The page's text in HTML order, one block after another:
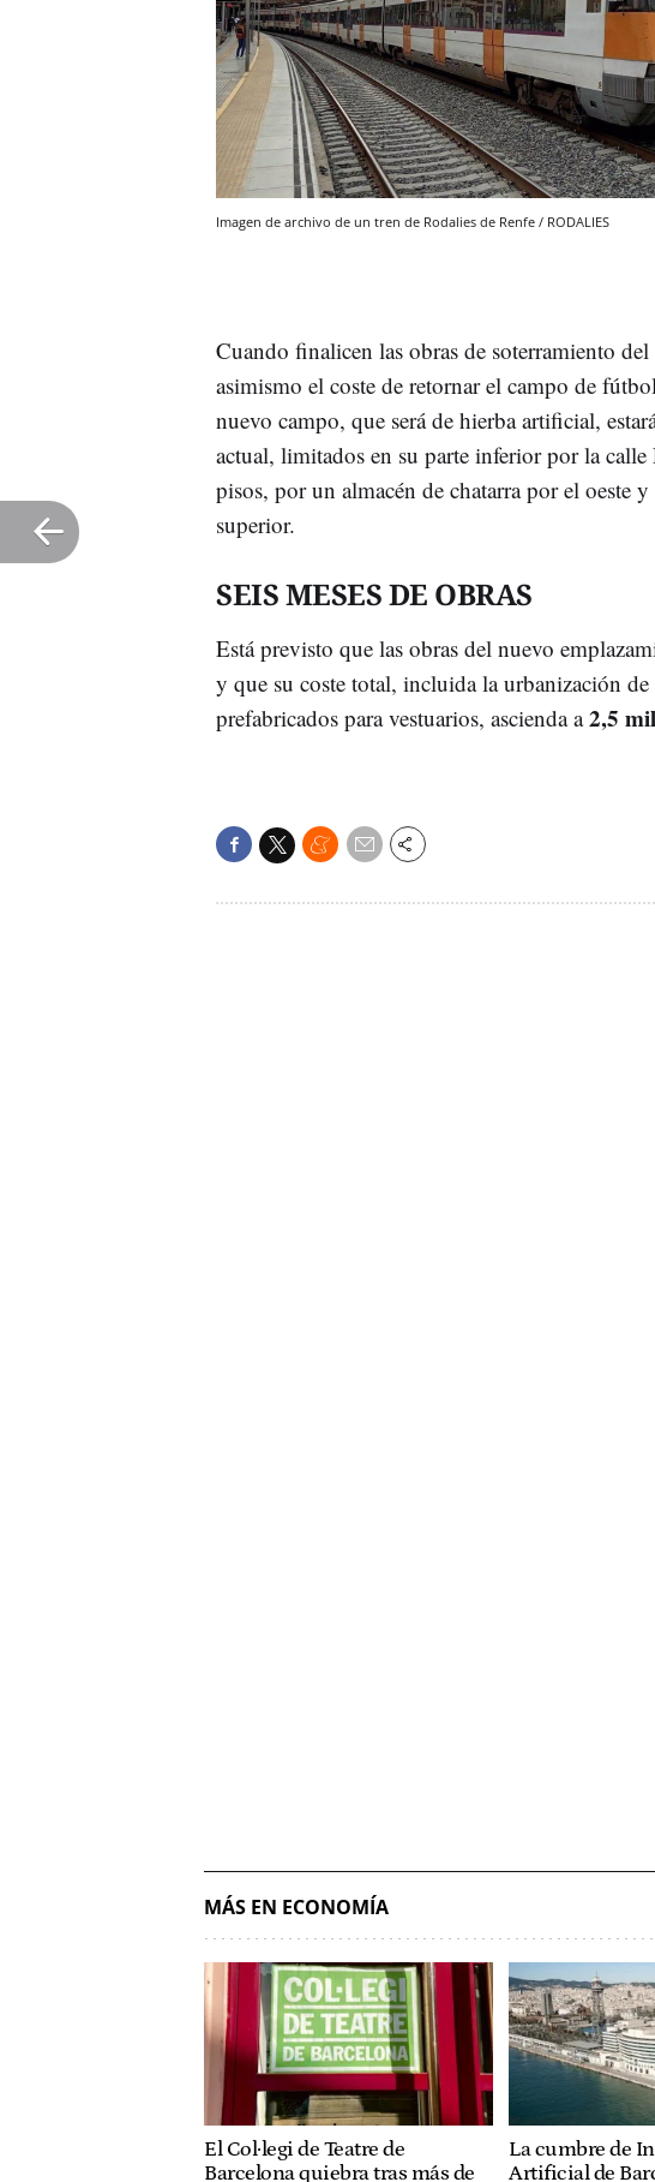
Imagen de archivo de un tren de Rodalies de Renfe / RODALIES
Cuando finalicen las obras de soterramiento
asimismo el coste de retornar el campo de
nuevo campo, que será de hierba artificial,
actual, limitados en su parte inferior por la
pisos, por un almacén de chatarra por el oeste
superior.
SEIS MESES DE OBRAS
Está previsto que las obras del nuevo
y que su coste total, incluida la urbanización
prefabricados para vestuarios, ascienda a2,5
MÁS EN ECONOMÍA
El Col·legi de Teatre de
Barcelona quiebra tras más de
La cumbre de
Artificial de